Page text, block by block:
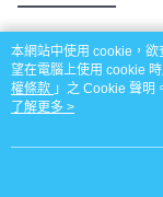
熱門標籤
本網站中使用 cookie，
望在電腦上使用 cookie
權條款 」之 Cookie 聲明
用條款之 Cookie 聲明使
了解更多 >